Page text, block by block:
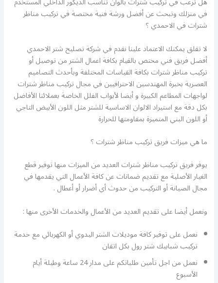
في منزلك وتبحث عن أفضل ورشة فنية مختصة في تركيب مناظر
شترات في الاحمدي ؟
لا تقلق يمكنك الاعتماد علينا نقدم في شركة تصليح شتر الاحمدي
أفضل فريق فني مختص بالقيام بكافة اعمال الشتر من توصيل أو
تركيب مناظر شترات بكافة القياسات المختلفة وبأحدث التصاميم
العصرية بخبرة المهندسين الاحترافيين في مجال تركيب مناظر شترات
لواجهات المطاعم الكبيرة و أيضا لأبواب الفلل الخاصة بعملائنا الأفاضل
بكل دقة مع استيراد الالوان الاساسية للشتر مثل اللون الأبيض التاجي
أو اللون البني المتميزة بمقاومتها للحرارة
ما هي ميزات فريق تركيب مناظر شترات ؟
يوفر فريق تركيب مناظر شترات العديد من الميزات منها توفير قطع
الغيار الأصلية مع تقديم ضمانات عن كافة الأعمال التي يقدمها في
مجال الصيانة أو التركيب من حدوث أي أضرار أو أعطال .
ونعمل أيضا على تقديم العديد من الأعمال والخدمات الأخرى منها :
نعمل على توفير كافة موديلات الشتر اليدوي أو الكهربائي مع خدمة
تركيب شبابيك شتر رول بكل اتقان
نعمل من اجل تأمين طلباتكم على مدار 24 ساعة وطيلة أيام
الأسبوع